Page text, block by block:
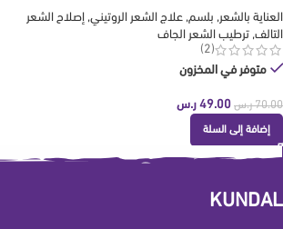
العناية بالشعر, بلسم, علاج الشعر الروتيني, إصلاح الشعر
التالف, ترطيب الشعر الجاف
(2)
متوفر في المخزون
70.00 ر.س 49.00 ر.س
إضافة إلى السلة
KUNDAL